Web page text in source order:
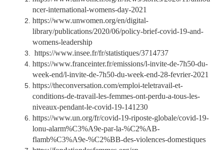
ncer-international-womens-day-2021
https://www.unwomen.org/en/digital-
library/publications/2020/06/policy-brief-covid-19-and-
womens-leadership
https://www.insee.fr/fr/statistiques/3714737
https://www.franceinter.fr/emissions/l-invite-de-7h50-du-
week-end/l-invite-de-7h50-du-week-end-28-fevrier-2021
https://theconversation.com/emploi-teletravail-et-
conditions-de-travail-les-femmes-ont-perdu-a-tous-les-
niveaux-pendant-le-covid-19-141230
https://www.un.org/fr/covid-19-riposte-globale/covid-19-
lonu-alarm%C3%A9e-par-la-%C2%AB-
flamb%C3%A9e-%C2%BB-des-violences-domestiques